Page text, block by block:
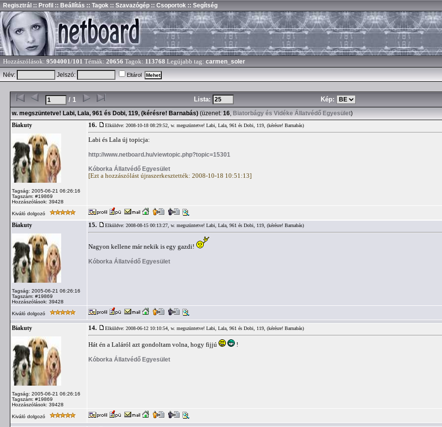
Regisztrál :: Profil :: Beállítás :: Tagok :: Szavazógép :: Csoportok :: Segítség
Hozzászólások: 9504001/101 Témák: 20656 Tagok: 113768 Legújabb tag: carmen_soler
Név:
Jelszó: Eltárol
/ 1 Lista: Kép:
w. megszüntetve! Labi, Lala, 961 és Dobi, 119, (kérésre! Barnabás) (üzenet: 16, Biatorbágy és Vidéke Állatvédő Egyesület)
Biakuty
Tagság: 2005-06-21 06:26:16
Tagszám: #19869
Hozzászólások: 39428
16. Elküldve: 2008-10-18 08:29:52, w. megszüntetve! Labi, Lala, 961 és Dobi, 119, (kérésre! Barnabás)
Labi és Lala új topicja:
http://www.netboard.hu/viewtopic.php?topic=15301
Kóborka Állatvédő Egyesület
[Ezt a hozzászólást újraszerkesztették: 2008-10-18 10:51:13]
Kiváló dolgozó
Biakuty
Tagság: 2005-06-21 06:26:16
Tagszám: #19869
Hozzászólások: 39428
15. Elküldve: 2008-08-15 00:13:27, w. megszüntetve! Labi, Lala, 961 és Dobi, 119, (kérésre! Barnabás)
Nagyon kellene már nekik is egy gazdi!
Kóborka Állatvédő Egyesület
Kiváló dolgozó
Biakuty
Tagság: 2005-06-21 06:26:16
Tagszám: #19869
Hozzászólások: 39428
14. Elküldve: 2008-06-12 10:10:54, w. megszüntetve! Labi, Lala, 961 és Dobi, 119, (kérésre! Barnabás)
Hát én a Laláról azt gondoltam volna, hogy fijjú !
Kóborka Állatvédő Egyesület
Kiváló dolgozó